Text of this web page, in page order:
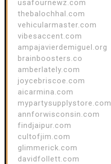
usafournewz.com
thebalochhal.com
vehicularmaster.com
vibesaccent.com
ampajavierdemiguel.org
brainboosters.co
amberlately.com
joycebriscoe.com
aicarmina.com
mypartysupplystore.com
annforwisconsin.com
findjaipur.com
cultofjim.com
glimmerick.com
davidfollett.com